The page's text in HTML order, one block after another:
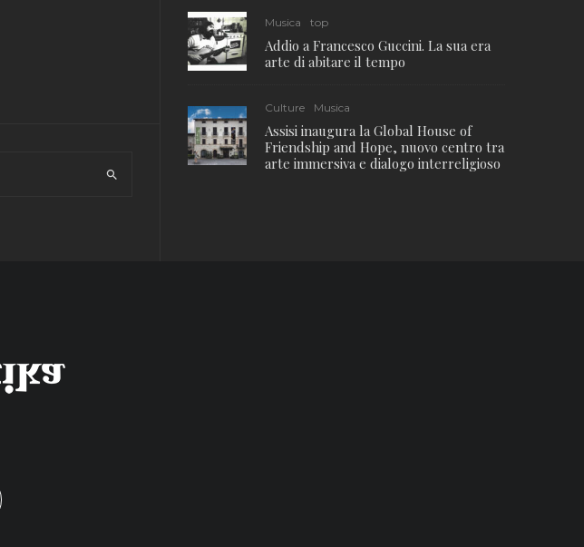
Musica top
Addio a Francesco Guccini. La sua era
arte di abitare il tempo
Culture Musica
Assisi inaugura la Global House of
Friendship and Hope, nuovo centro tra
arte immersiva e dialogo interreligioso